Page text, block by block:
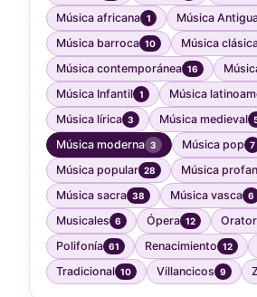
Música africana 1 Música
Música barroca 10 Música
Música contemporánea 16
Música Infantil 1 Música
Música lírica 3 Música medieval
Música moderna 3 Música pop 7
Música popular 28 Música
Música sacra 38 Música vasca 6
Musicales 6 Ópera 12
Polifonía 61 Renacimiento 12
Tradicional 10 Villancicos 9